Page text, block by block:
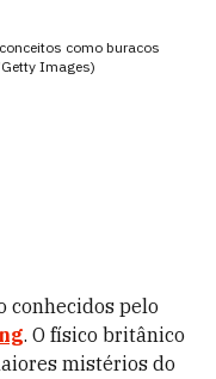
como buracos
Images)
conhecidos pelo
. O físico britânico
mistérios do